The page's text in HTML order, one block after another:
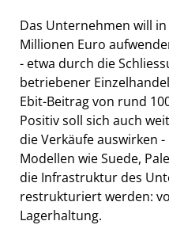
Das Unternehmen will
Millionen Euro
- etwa durch die
betriebener
Ebit-Beitrag von rund
Positiv soll sich auch
die Verkäufe auswirken
Modellen wie Suede,
die Infrastruktur des
restrukturiert werden:
Lagerhaltung.